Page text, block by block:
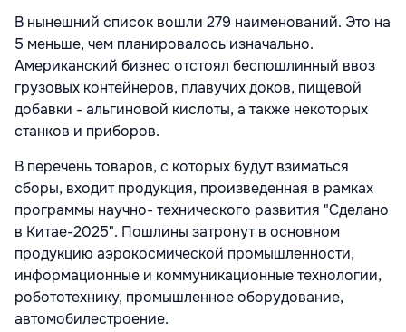
В нынешний список вошли 279 наименований. Это на
5 меньше, чем планировалось изначально.
Американский бизнес отстоял беспошлинный ввоз
грузовых контейнеров, плавучих доков, пищевой
добавки - альгиновой кислоты, а также некоторых
станков и приборов.
В перечень товаров, с которых будут взиматься
сборы, входит продукция, произведенная в рамках
программы научно- технического развития "Сделано
в Китае-2025". Пошлины затронут в основном
продукцию аэрокосмической промышленности,
информационные и коммуникационные технологии,
робототехнику, промышленное оборудование,
автомобилестроение.